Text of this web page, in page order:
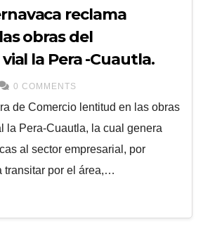
reclama
obras del
la Pera -Cuautla.
0 COMMENTS
de Comercio lentitud en las obras
la Pera-Cuautla, la cual genera
al sector empresarial, por
transitar por el área,…